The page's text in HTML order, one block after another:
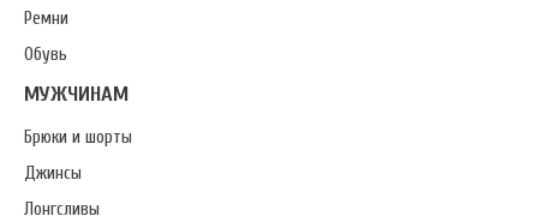
Ремни
Обувь
МУЖЧИНАМ
Брюки и шорты
Джинсы
Лонгсливы